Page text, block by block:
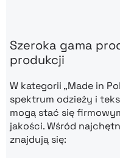
Szeroka gama
produkcji
W kategorii „Made in
spektrum odzieży i
mogą stać się
jakości. Wśród
znajdują się: